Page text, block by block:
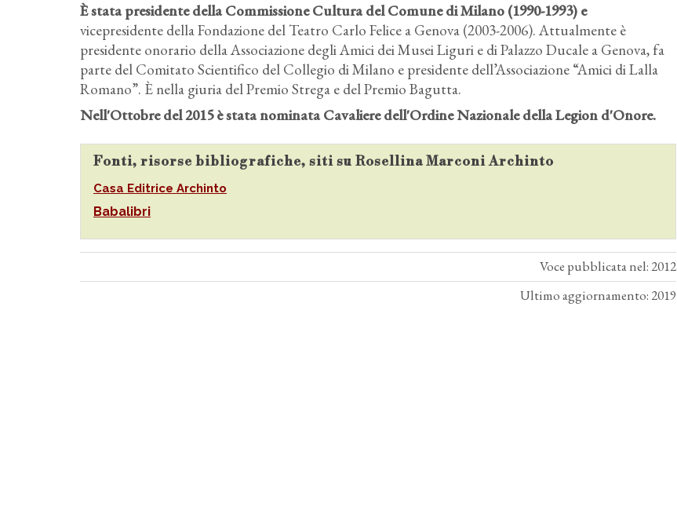
È stata presidente della Commissione Cultura del Comune di Milano (1990-1993) e
vicepresidente della Fondazione del Teatro Carlo Felice a Genova (2003-2006). Attualmente è
presidente onorario della Associazione degli Amici dei Musei Liguri e di Palazzo Ducale a Genova, fa
parte del Comitato Scientifico del Collegio di Milano e presidente dell’Associazione “Amici di Lalla
Romano”. È nella giuria del Premio Strega e del Premio Bagutta.
Nell'Ottobre del 2015 è stata nominata Cavaliere dell'Ordine Nazionale della Legion d'Onore.
Fonti, risorse bibliografiche, siti su Rosellina Marconi Archinto
Casa Editrice Archinto
Babalibri
Voce pubblicata nel: 2012
Ultimo aggiornamento: 2019